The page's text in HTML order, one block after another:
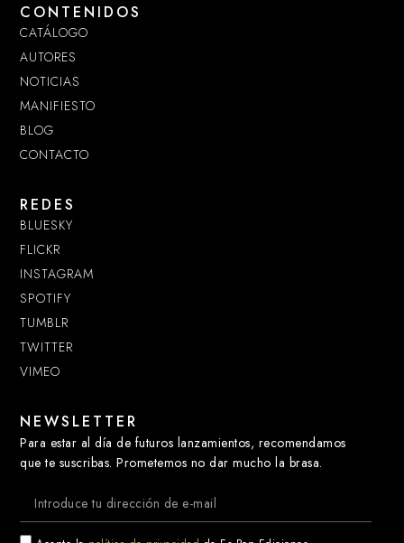
CONTENIDOS
CATÁLOGO
AUTORES
NOTICIAS
MANIFIESTO
BLOG
CONTACTO
REDES
BLUESKY
FLICKR
INSTAGRAM
SPOTIFY
TUMBLR
TWITTER
VIMEO
NEWSLETTER
Para estar al día de futuros lanzamientos, recomendamos
que te suscribas. Prometemos no dar mucho la brasa.